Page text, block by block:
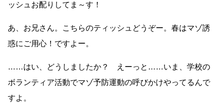
ッシュお配りしてま～す！
あ、お兄さん。こちらのティッシュどうぞー。春はマゾ誘
惑にご用心！ですよー。
……はい、どうしましたか？ えーっと……いま、学校の
ボランティア活動でマゾ予防運動の呼びかけやってるんで
すよ。